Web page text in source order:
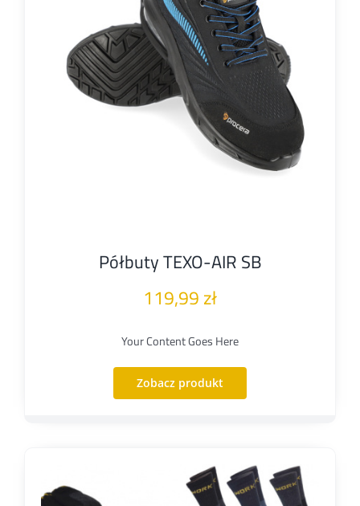
Półbuty TEXO-AIR SB
119,99zł
Your Content Goes Here
Zobacz produkt